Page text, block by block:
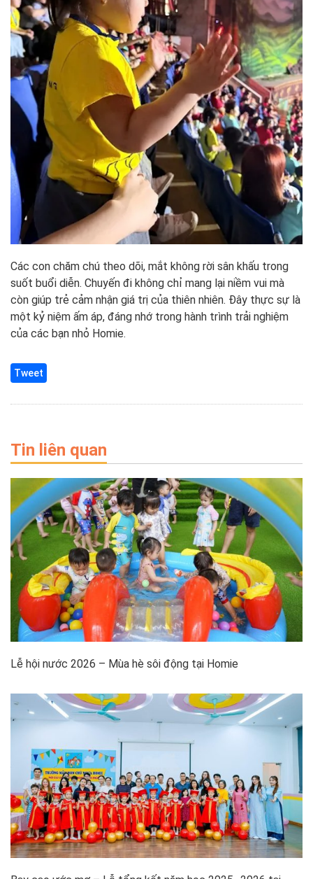
Các con chăm chú theo dõi, mắt không rời sân khấu trong
suốt buổi diễn. Chuyến đi không chỉ mang lại niềm vui mà
còn giúp trẻ cảm nhận giá trị của thiên nhiên. Đây thực sự là
một kỷ niệm ấm áp, đáng nhớ trong hành trình trải nghiệm
của các bạn nhỏ Homie.
Tweet
Tin liên quan
Lễ hội nước 2026 – Mùa hè sôi động tại Homie